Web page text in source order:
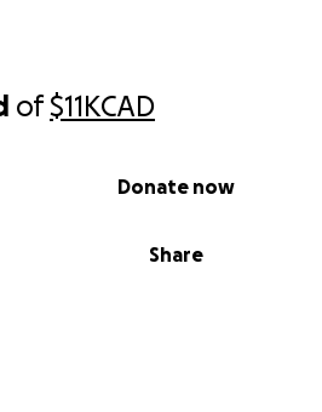
of$11KCAD
Share
Donate now